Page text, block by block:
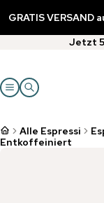
GRATIS
Jetzt
Alle Espressi
Entkoffeiniert